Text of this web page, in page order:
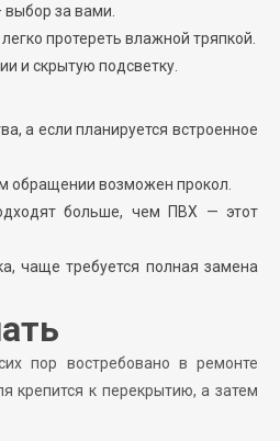
за вами.
протереть влажной тряпкой.
и скрытую подсветку.
а если планируется встроенное
обращении возможен прокол.
больше, чем ПВХ — этот
чаще требуется полная замена
пор востребовано в ремонте
крепится к перекрытию, а затем